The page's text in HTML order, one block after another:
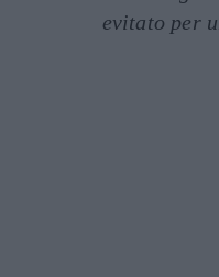
evitato per